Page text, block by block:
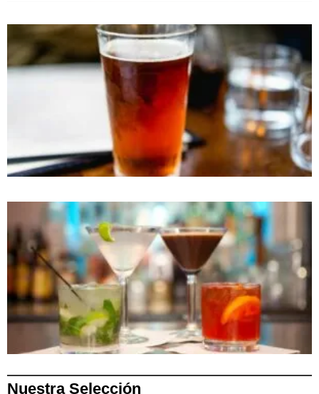
Nuestra Selección